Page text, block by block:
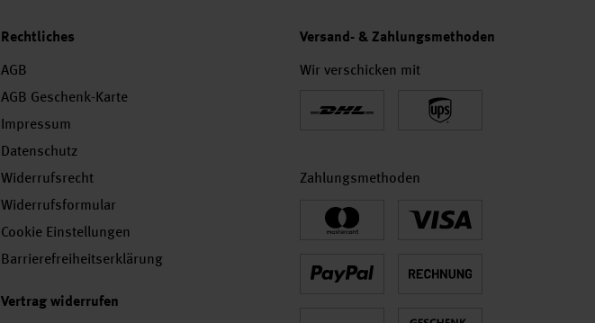
Rechtliches
AGB
AGB Geschenk-Karte
Impressum
Datenschutz
Widerrufsrecht
Widerrufsformular
Cookie Einstellungen
Barrierefreiheitserklärung
Vertrag widerrufen
Versand- & Zahlungsmethoden
Wir verschicken mit
Zahlungsmethoden